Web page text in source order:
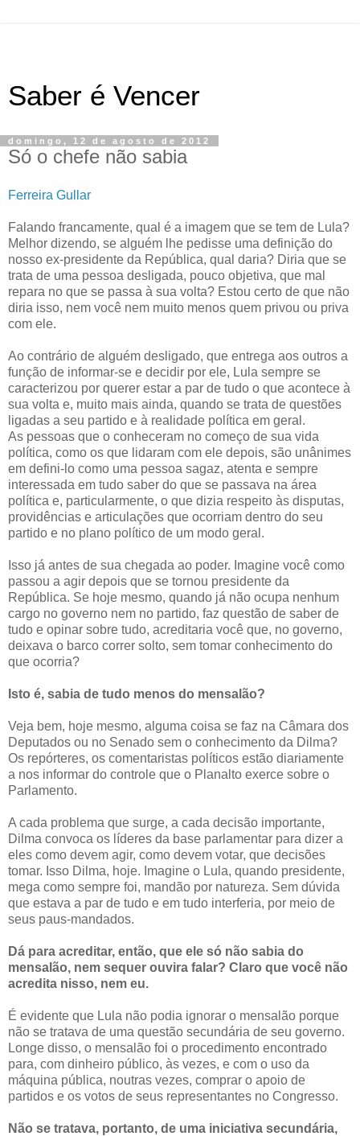
Saber é Vencer
domingo, 12 de agosto de 2012
Só o chefe não sabia
Ferreira Gullar
Falando francamente, qual é a imagem que se tem de Lula?
Melhor dizendo, se alguém lhe pedisse uma definição do
nosso ex-presidente da República, qual daria? Diria que se
trata de uma pessoa desligada, pouco objetiva, que mal
repara no que se passa à sua volta? Estou certo de que não
diria isso, nem você nem muito menos quem privou ou priva
com ele.
Ao contrário de alguém desligado, que entrega aos outros a
função de informar-se e decidir por ele, Lula sempre se
caracterizou por querer estar a par de tudo o que acontece à
sua volta e, muito mais ainda, quando se trata de questões
ligadas a seu partido e à realidade política em geral.
As pessoas que o conheceram no começo de sua vida
política, como os que lidaram com ele depois, são unânimes
em defini-lo como uma pessoa sagaz, atenta e sempre
interessada em tudo saber do que se passava na área
política e, particularmente, o que dizia respeito às disputas,
providências e articulações que ocorriam dentro do seu
partido e no plano político de um modo geral.
Isso já antes de sua chegada ao poder. Imagine você como
passou a agir depois que se tornou presidente da
República. Se hoje mesmo, quando já não ocupa nenhum
cargo no governo nem no partido, faz questão de saber de
tudo e opinar sobre tudo, acreditaria você que, no governo,
deixava o barco correr solto, sem tomar conhecimento do
que ocorria?
Isto é, sabia de tudo menos do mensalão?
Veja bem, hoje mesmo, alguma coisa se faz na Câmara dos
Deputados ou no Senado sem o conhecimento da Dilma?
Os repórteres, os comentaristas políticos estão diariamente
a nos informar do controle que o Planalto exerce sobre o
Parlamento.
A cada problema que surge, a cada decisão importante,
Dilma convoca os líderes da base parlamentar para dizer a
eles como devem agir, como devem votar, que decisões
tomar. Isso Dilma, hoje. Imagine o Lula, quando presidente,
mega como sempre foi, mandão por natureza. Sem dúvida
que estava a par de tudo e em tudo interferia, por meio de
seus paus-mandados.
Dá para acreditar, então, que ele só não sabia do
mensalão, nem sequer ouvira falar? Claro que você não
acredita nisso, nem eu.
É evidente que Lula não podia ignorar o mensalão porque
não se tratava de uma questão secundária de seu governo.
Longe disso, o mensalão foi o procedimento encontrado
para, com dinheiro público, às vezes, e com o uso da
máquina pública, noutras vezes, comprar o apoio de
partidos e os votos de seus representantes no Congresso.
Não se tratava, portanto, de uma iniciativa secundária,